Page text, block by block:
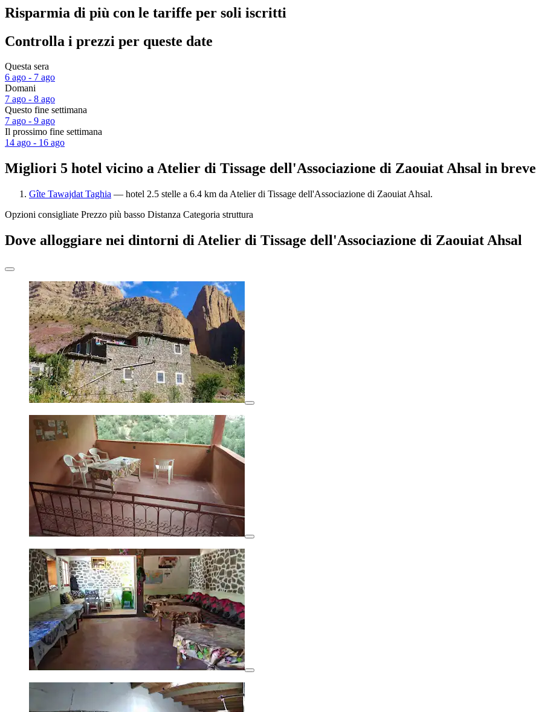
Risparmia di più con le tariffe per soli iscritti
Controlla i prezzi per queste date
Questa sera
6 ago - 7 ago
Domani
7 ago - 8 ago
Questo fine settimana
7 ago - 9 ago
Il prossimo fine settimana
14 ago - 16 ago
Migliori 5 hotel vicino a Atelier di Tissage dell'Associazione di Zaouiat Ahsal in breve
Gîte Tawajdat Taghia — hotel 2.5 stelle a 6.4 km da Atelier di Tissage dell'Associazione di Zaouiat Ahsal.
Opzioni consigliate Prezzo più basso Distanza Categoria struttura
Dove alloggiare nei dintorni di Atelier di Tissage dell'Associazione di Zaouiat Ahsal